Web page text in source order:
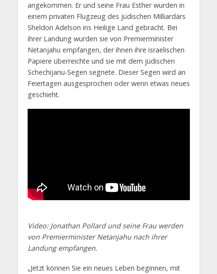
angekommen. Er und seine Frau Esther wurden in
einem privaten Flugzeug des jüdischen Milliardärs
Sheldon Adelson ins Heilige Land gebracht. Bei
ihrer Landung wurden sie von Premierminister
Netanjahu empfangen, der ihnen ihre israelischen
Papiere überreichte und sie mit dem jüdischen
Schechijanu-Segen segnete. Dieser Segen wird an
Feiertagen ausgesprochen oder wenn etwas neues
geschieht.
Video: Jonathan Pollard und seine Frau werden
von Premierminister Netanjahu nach ihrer
Landung empfangen.
„Jetzt können Sie ein neues Leben beginnen, mit